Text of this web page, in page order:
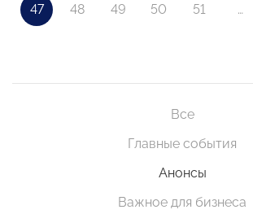
47 48 49 50 51 …
Все
Главные события
Анонсы
Важное для бизнеса